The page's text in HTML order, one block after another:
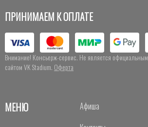
ПРИНИМАЕМ К ОПЛАТЕ
Внимание! Консьерж-сервис. Не является официальным
сайтом VK Stadium. Оферта
МЕНЮ
Афиша